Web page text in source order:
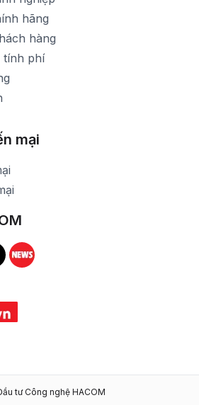
hãng
hàng
tính phí
mại
Instagram
TikTok
tư Công nghệ HACOM